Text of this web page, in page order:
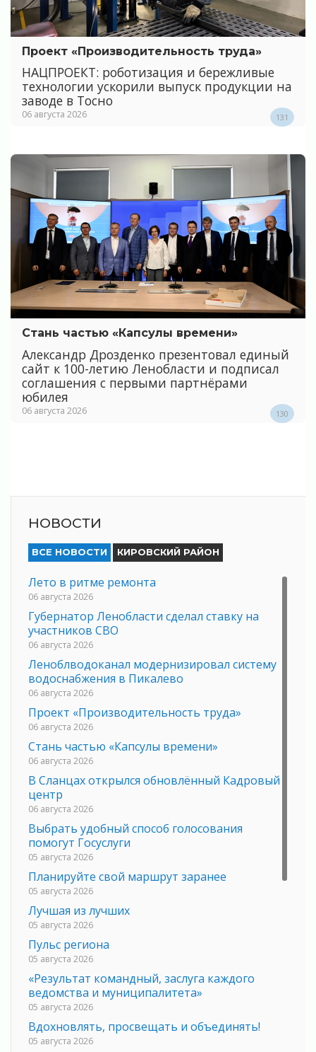
Проект «Производительность труда»
НАЦПРОЕКТ: роботизация и бережливые
технологии ускорили выпуск продукции на
заводе в Тосно
06 августа 2026 131
Стань частью «Капсулы времени»
Александр Дрозденко презентовал единый
сайт к 100-летию Ленобласти и подписал
соглашения с первыми партнёрами
юбилея
06 августа 2026 130
НОВОСТИ
ВСЕ НОВОСТИ КИРОВСКИЙ РАЙОН
Лето в ритме ремонта
06 августа 2026
Губернатор Ленобласти сделал ставку на
участников СВО
06 августа 2026
Леноблводоканал модернизировал систему
водоснабжения в Пикалево
06 августа 2026
Проект «Производительность труда»
06 августа 2026
Стань частью «Капсулы времени»
06 августа 2026
В Сланцах открылся обновлённый Кадровый
центр
06 августа 2026
Выбрать удобный способ голосования
помогут Госуслуги
05 августа 2026
Планируйте свой маршрут заранее
05 августа 2026
Лучшая из лучших
05 августа 2026
Пульс региона
05 августа 2026
«Результат командный, заслуга каждого
ведомства и муниципалитета»
05 августа 2026
Вдохновлять, просвещать и объединять!
05 августа 2026